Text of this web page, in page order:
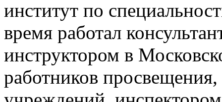
институт по
время работал
инструктором в
работников